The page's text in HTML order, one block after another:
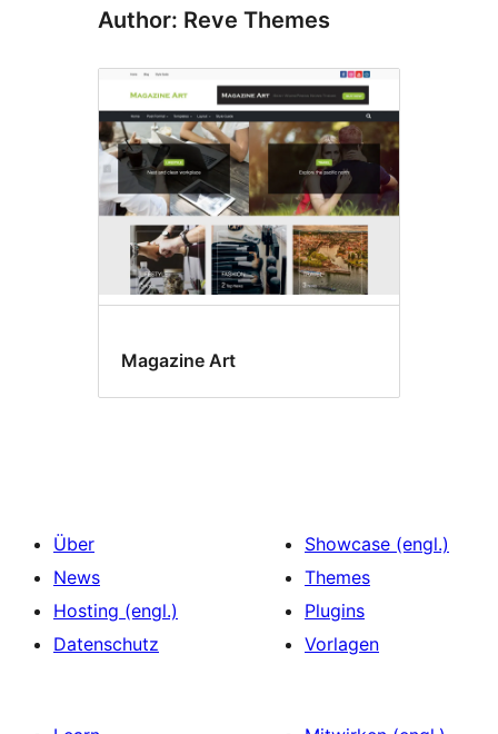
Author: Reve Themes
Magazine Art
Über
News
Hosting (engl.)
Datenschutz
Showcase (engl.)
Themes
Plugins
Vorlagen